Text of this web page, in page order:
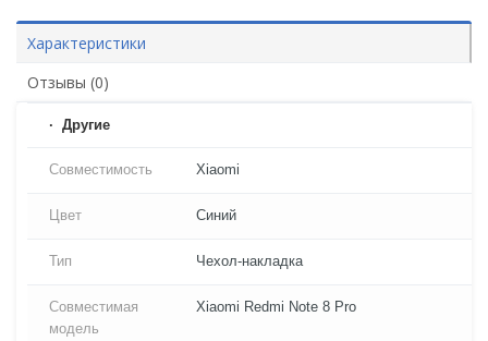
Характеристики
Отзывы (0)
Другие
Совместимость Xiaomi
Цвет Синий
Тип Чехол-накладка
Совместимая
модель
Xiaomi Redmi Note 8 Pro